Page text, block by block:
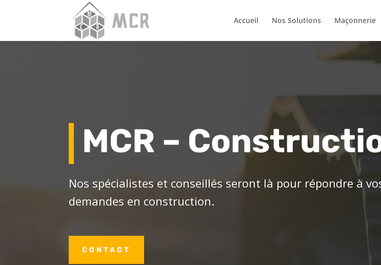
Accueil Nos Solutions Maçonnerie
MCR –
Nos spécialistes et conseillés seront là pour répondre à
demandes en construction.
CONTACT